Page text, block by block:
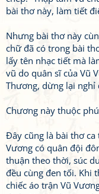
bài thơ này, làm tiết
Nhưng bài thơ này
chữ đã có trong bài
lấy tên nhạc tiết mà
vũ do quân sĩ của Vũ
Thương, dừng lại nghỉ
Chương này thuộc
Đây cũng là bài thơ ca
Vương có quân đội
thuận theo thời, súc
đều cùng đen tối. Khi
chiếc áo trận Vũ